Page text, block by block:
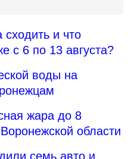
и что
с 6 по 13 августа?
воды на
жара до 8
области
семь авто и